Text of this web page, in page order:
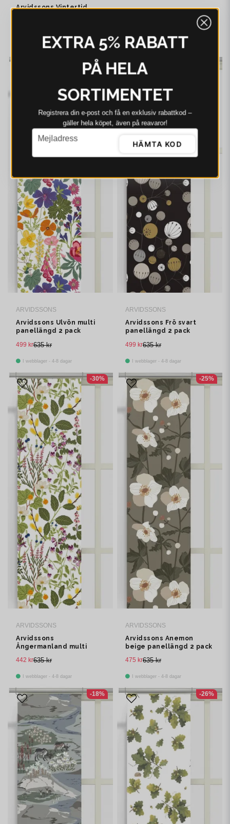
Arvidssons Vintertid
I webblager - 4-8 dagar
ARVIDSSONS
Arvidssons Ulvön multi
panellängd 2 pack
635 kr
499 kr
I webblager - 4-8 dagar
-21%
ARVIDSSONS
Arvidssons Frö svart
panellängd 2 pack
635 kr
499 kr
I webblager - 4-8 dagar
ARVIDSSONS
Arvidssons
Ångermanland multi
635 kr
442 kr
I webblager - 4-8 dagar
-30%
ARVIDSSONS
Arvidssons Anemon
beige panellängd 2 pack
635 kr
475 kr
I webblager - 4-8 dagar
-25%
-18% -26%
EXTRA 5% RABATT
PÅ HELA
SORTIMENTET
Registrera din e‑post och få en exklusiv rabattkod –
gäller hela köpet, även på reavaror!
email
Mejladress
HÄMTA KOD